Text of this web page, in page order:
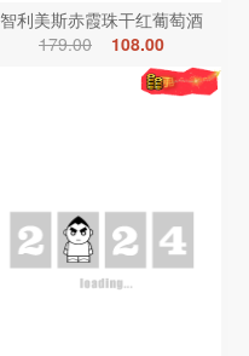
智利美斯赤霞珠干红葡萄酒
179.00
108.00